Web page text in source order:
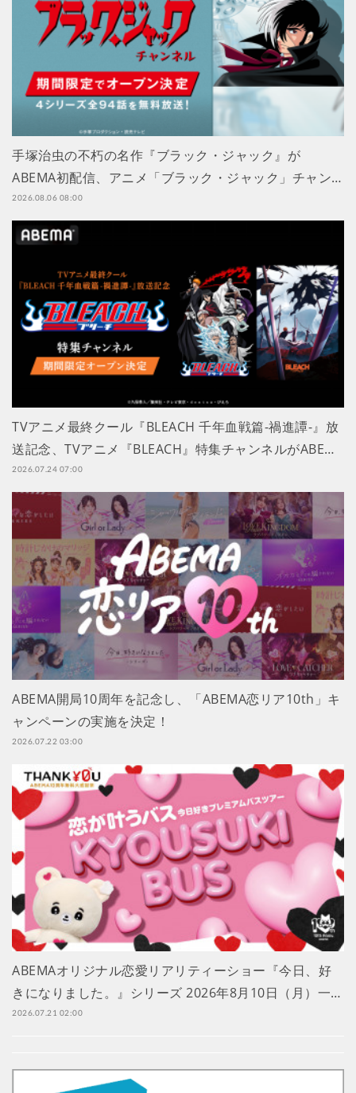
手塚治虫の不朽の名作『ブラック・ジャック』が
ABEMA初配信、アニメ「ブラック・ジャック」チャン…
2026.08.06 08:00
TVアニメ最終クール『BLEACH 千年血戦篇-禍進譚-』放
送記念、TVアニメ『BLEACH』特集チャンネルがABE…
2026.07.24 07:00
ABEMA開局10周年を記念し、「ABEMA恋リア10th」キ
ャンペーンの実施を決定！
2026.07.22 03:00
ABEMAオリジナル恋愛リアリティーショー『今日、好
きになりました。』シリーズ 2026年8月10日（月）一…
2026.07.21 02:00